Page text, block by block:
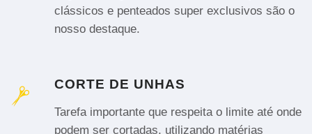
clássicos e penteados super exclusivos são o
nosso destaque.
CORTE DE UNHAS
Tarefa importante que respeita o limite até onde
podem ser cortadas, utilizando matérias